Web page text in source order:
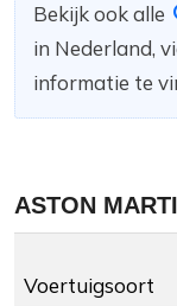
Bekijk ook alle
in Nederland,
informatie te
ASTON
Voertuigsoort